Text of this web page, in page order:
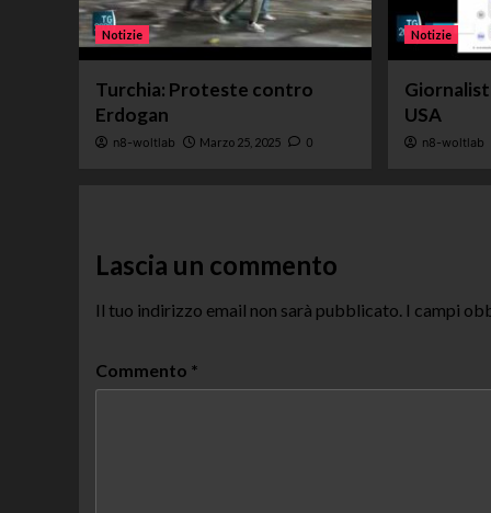
Notizie
Turchia: Proteste contro
Erdogan
n8-woltlab Marzo 25, 2025 0
Notizie
USA
n8-woltlab
Lascia un commento
Il tuo indirizzo email non sarà pubblicato. I campi
Commento *